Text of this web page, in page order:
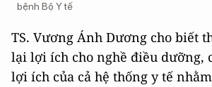
bệnh Bộ Y tế
TS. Vương Ánh Dương cho biết
lại lợi ích cho nghề điều dưỡng,
lợi ích của cả hệ thống y tế